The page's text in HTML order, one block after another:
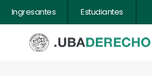
Ingresantes Estudiantes